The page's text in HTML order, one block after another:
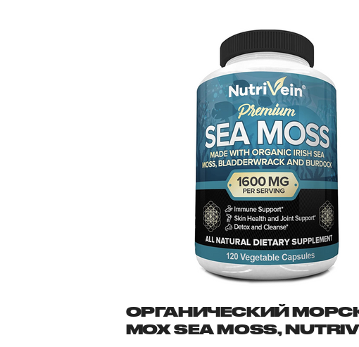
ОРГАНИЧЕСКИЙ
МОХ SEA MOSS,